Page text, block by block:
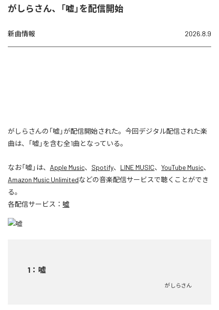
がしらさん、「嘘」を配信開始
新曲情報 2026.8.9
がしらさんの「嘘」が配信開始された。今回デジタル配信された楽
曲は、「嘘」を含む全1曲となっている。
なお「嘘」は、 Apple Music、 Spotify、 LINE MUSIC、 YouTube Music、
Amazon Music Unlimitedなどの音楽配信サービスで聴くことができ
る。
各配信サービス： 嘘
1 ： 嘘
がしらさん